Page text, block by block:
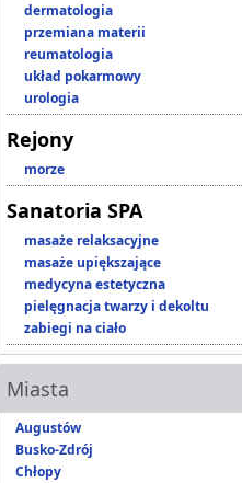
dermatologia
przemiana materii
reumatologia
układ pokarmowy
urologia
Rejony
morze
Sanatoria SPA
masaże relaksacyjne
masaże upiększające
medycyna estetyczna
pielęgnacja twarzy i dekoltu
zabiegi na ciało
Miasta
Augustów
Busko-Zdrój
Chłopy